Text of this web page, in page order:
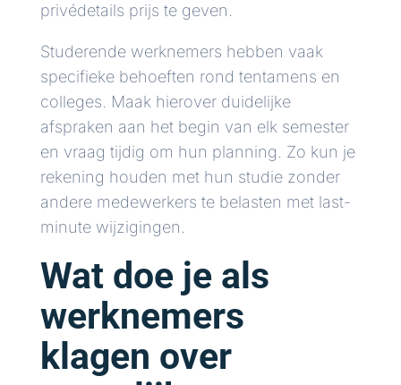
privédetails prijs te geven.
Studerende werknemers hebben vaak
specifieke behoeften rond tentamens en
colleges. Maak hierover duidelijke
afspraken aan het begin van elk semester
en vraag tijdig om hun planning. Zo kun je
rekening houden met hun studie zonder
andere medewerkers te belasten met last-
minute wijzigingen.
Wat doe je als
werknemers
klagen over